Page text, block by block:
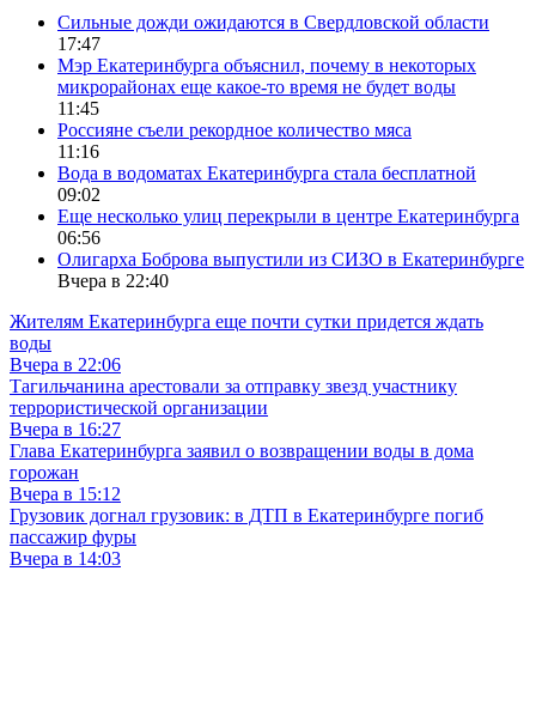
Сильные дожди ожидаются в Свердловской области
17:47
Мэр Екатеринбурга объяснил, почему в некоторых
микрорайонах еще какое-то время не будет воды
11:45
Россияне съели рекордное количество мяса
11:16
Вода в водоматах Екатеринбурга стала бесплатной
09:02
Еще несколько улиц перекрыли в центре Екатеринбурга
06:56
Олигарха Боброва выпустили из СИЗО в Екатеринбурге
Вчера в 22:40
Жителям Екатеринбурга еще почти сутки придется ждать
воды
Вчера в 22:06
Тагильчанина арестовали за отправку звезд участнику
террористической организации
Вчера в 16:27
Глава Екатеринбурга заявил о возвращении воды в дома
горожан
Вчера в 15:12
Грузовик догнал грузовик: в ДТП в Екатеринбурге погиб
пассажир фуры
Вчера в 14:03